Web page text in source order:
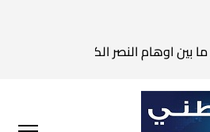
بين اوهام النصر الكامل وواقع